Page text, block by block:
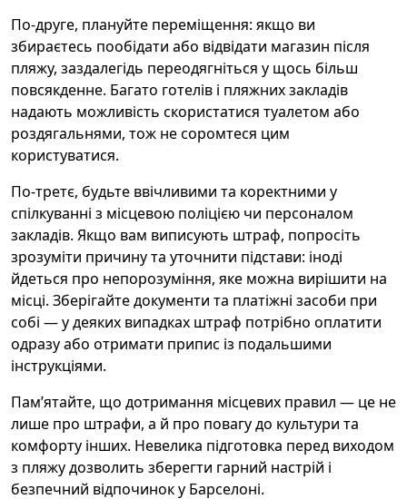
По-друге, плануйте переміщення: якщо ви
збираєтесь пообідати або відвідати магазин після
пляжу, заздалегідь переодягніться у щось більш
повсякденне. Багато готелів і пляжних закладів
надають можливість скористатися туалетом або
роздягальнями, тож не соромтеся цим
користуватися.
По-третє, будьте ввічливими та коректними у
спілкуванні з місцевою поліцією чи персоналом
закладів. Якщо вам виписують штраф, попросіть
зрозуміти причину та уточнити підстави: іноді
йдеться про непорозуміння, яке можна вирішити на
місці. Зберігайте документи та платіжні засоби при
собі — у деяких випадках штраф потрібно оплатити
одразу або отримати припис із подальшими
інструкціями.
Пам’ятайте, що дотримання місцевих правил — це не
лише про штрафи, а й про повагу до культури та
комфорту інших. Невелика підготовка перед виходом
з пляжу дозволить зберегти гарний настрій і
безпечний відпочинок у Барселоні.